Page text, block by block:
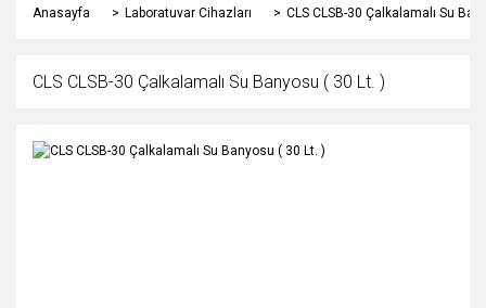
Anasayfa Laboratuvar Cihazları CLS CLSB-30 Çalkalamalı Su
CLS CLSB-30 Çalkalamalı Su Banyosu ( 30 Lt. )